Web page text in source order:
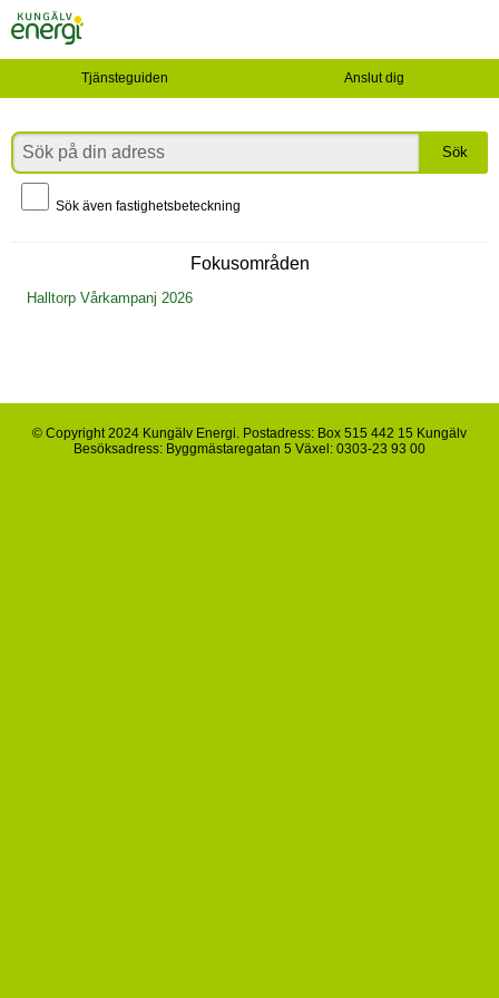
Tjänsteguiden Anslut dig
Sök även fastighetsbeteckning
Fokusområden
Halltorp Vårkampanj 2026
© Copyright 2024 Kungälv Energi. Postadress: Box 515 442 15 Kungälv
Besöksadress: Byggmästaregatan 5 Växel: 0303-23 93 00